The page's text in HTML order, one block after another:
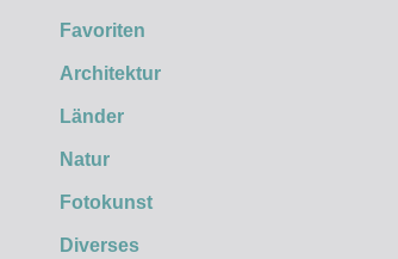
Favoriten
Architektur
Länder
Natur
Fotokunst
Diverses